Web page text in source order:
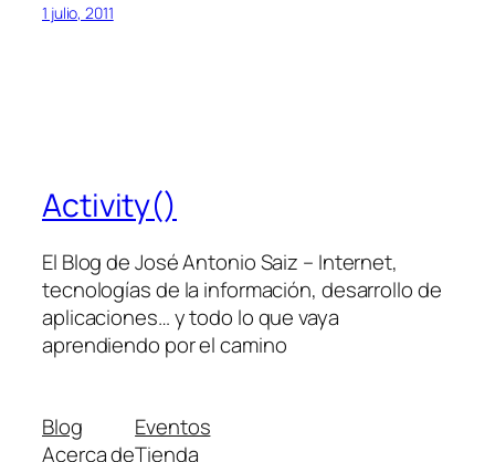
1 julio, 2011
Activity()
El Blog de José Antonio Saiz – Internet,
tecnologías de la información, desarrollo de
aplicaciones… y todo lo que vaya
aprendiendo por el camino
Blog
Acerca de
Eventos
Tienda